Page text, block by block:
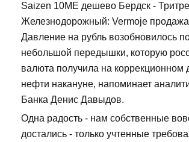
Saizen 10ME дешево Бердск -
Железнодорожный: Vermoje
Давление на рубль возобновилось
небольшой передышки, которую
валюта получила на коррекционном
нефти накануне, напоминает
Банка Денис Давыдов.
Одна радость - нам собственные
достались - только учтенные